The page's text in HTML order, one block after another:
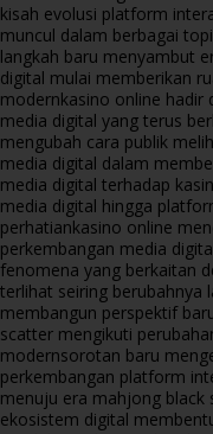
kisah evolusi platform
muncul dalam berbagai
langkah baru menyambut
digital mulai memberikan
modernkasino online hadir
media digital yang terus
mengubah cara publik
media digital dalam
media digital terhadap
media digital hingga
perhatiankasino online
perkembangan media
fenomena yang berkaitan
terlihat seiring berubahnya
membangun perspektif
scatter mengikuti
modernsorotan baru
perkembangan platform
menuju era mahjong black
ekosistem digital